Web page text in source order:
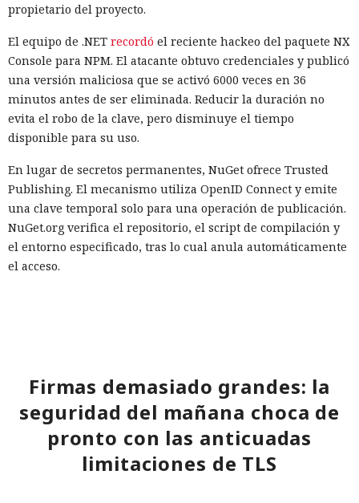
propietario del proyecto.
El equipo de .NET recordó el reciente hackeo del paquete NX
Console para NPM. El atacante obtuvo credenciales y publicó
una versión maliciosa que se activó 6000 veces en 36
minutos antes de ser eliminada. Reducir la duración no
evita el robo de la clave, pero disminuye el tiempo
disponible para su uso.
En lugar de secretos permanentes, NuGet ofrece Trusted
Publishing. El mecanismo utiliza OpenID Connect y emite
una clave temporal solo para una operación de publicación.
NuGet.org verifica el repositorio, el script de compilación y
el entorno especificado, tras lo cual anula automáticamente
el acceso.
fuente ni en los registros, y los datos comprometidos deben
eliminarse de inmediato.
Firmas demasiado grandes: la
seguridad del mañana choca de
pronto con las anticuadas
limitaciones de TLS